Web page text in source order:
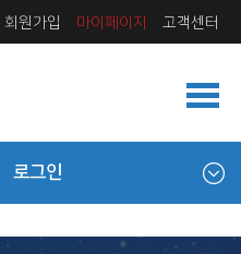
회원가입 마이페이지 고객센터
로그인